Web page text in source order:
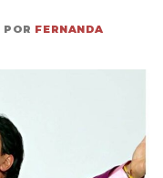
POR FERNANDA